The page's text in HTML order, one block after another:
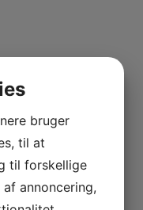
bruger
til at
til forskellige
annoncering,